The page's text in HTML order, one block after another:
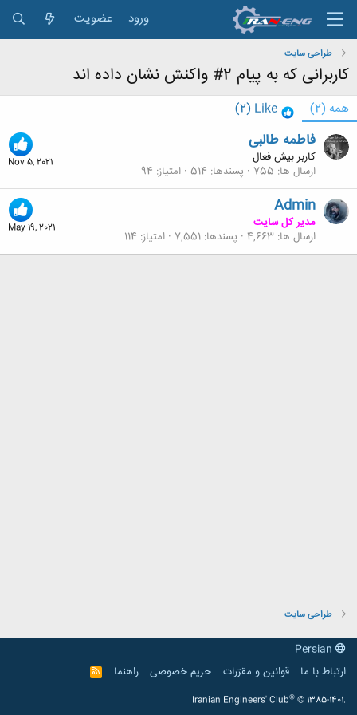
ورود عضویت
طراحی سایت
کاربرانی که به پیام 2# واکنش نشان داده اند
همه (2)
Like
(2)
Nov 5, 2021
فاطمه طالبی
کاربر بیش فعال
ارسال ها 755 پسندها 514 امتیاز 94
May 19, 2021
Admin
مدیر کل سایت
ارسال ها 4,663 پسندها 7,551 امتیاز 114
طراحی سایت
ارتباط با ما
قوانین و مقرّرات حریم خصوصی راهنما
R
S
Iranian Engineers' Club® © 1385-1401.